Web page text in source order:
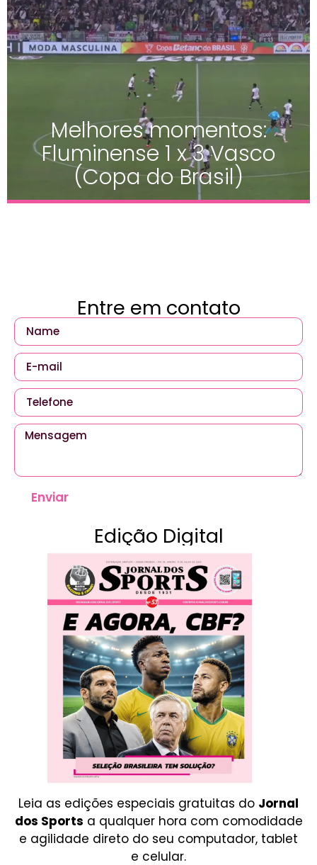
Melhores momentos:
Fluminense 1 x 3 Vasco
(Copa do Brasil)
Entre em contato
Enviar
Edição Digital
Leia as edições especiais gratuitas do Jornal
dos Sports a qualquer hora com comodidade
e agilidade direto do seu computador, tablet
e celular.